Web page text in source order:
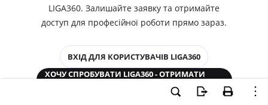
LIGA360. Залишайте заявку та отримайте
доступ для професійної роботи прямо зараз.
ВХІД ДЛЯ КОРИСТУВАЧІВ LIGA360
ХОЧУ СПРОБУВАТИ LIGA360 - ОТРИМАТИ